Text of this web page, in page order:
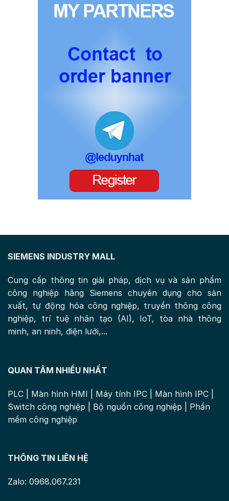
SIEMENS INDUSTRY MALL
Cung cấp thông tin giải pháp, dịch vụ và sản phẩm
công nghiệp hãng Siemens chuyên dụng cho sản
xuất, tự động hóa công nghiệp, truyền thông công
nghiệp, trí tuệ nhân tạo (AI), IoT, tòa nhà thông
minh, an ninh, điện lưới,...
QUAN TÂM NHIỀU NHẤT
PLC Màn hình HMI Máy tính IPC Màn hình IPC
Switch công nghiệp
Bộ nguồn công nghiệp
Phần
mềm công nghiệp
THÔNG TIN LIÊN HỆ
Zalo: 0968.067.231